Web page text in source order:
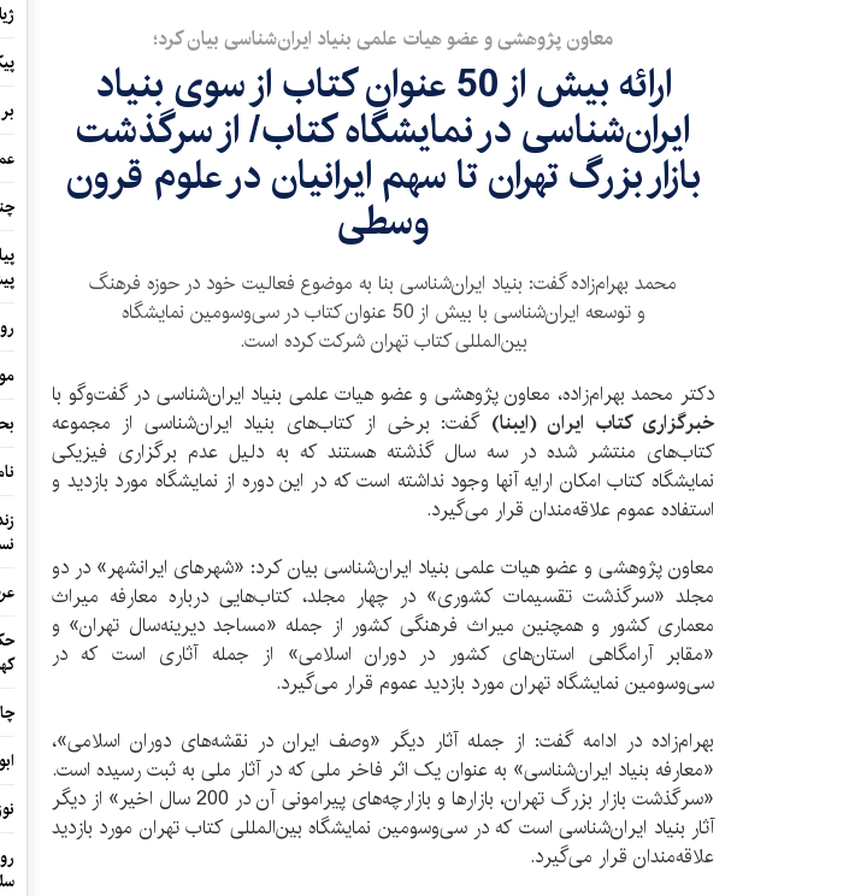
معاون پژوهشی و عضو هیات علمی بنیاد ایران‌شناسی بیان کرد؛
ارائه بیش از 50 عنوان کتاب از سوی بنیاد
ایران‌شناسی در نمایشگاه کتاب/ از سرگذشت
بازار بزرگ تهران تا سهم ایرانیان در علوم قرون
وسطی
محمد بهرام‌زاده گفت: بنیاد ایران‌شناسی بنا به موضوع فعالیت خود در حوزه فرهنگ
و توسعه ایران‌شناسی با بیش از 50 عنوان کتاب در سی‌و‌سومین نمایشگاه
بین‌المللی کتاب تهران شرکت کرده است.
دکتر محمد بهرام‌زاده، معاون پژوهشی و عضو هیات علمی بنیاد ایران‌شناسی در گفت‌و‌گو با
خبرگزاری کتاب ایران (ایبنا) گفت: برخی از کتاب‌های بنیاد ایران‌شناسی از مجموعه
کتاب‌های منتشر شده در سه سال گذشته هستند که به دلیل عدم برگزاری فیزیکی
نمایشگاه کتاب امکان ارایه آنها وجود نداشته است که در این دوره از نمایشگاه مورد بازدید و
استفاده عموم علاقه‌مندان قرار می‌گیرد.
معاون پژوهشی و عضو هیات علمی بنیاد ایران‌شناسی بیان کرد: «شهرهای ایرانشهر» در دو
مجلد «سرگذشت تقسیمات کشوری» در چهار مجلد، کتاب‌هایی درباره معارفه میراث
معماری کشور و همچنین میراث فرهنگی کشور از جمله «مساجد دیرینه‌سال تهران» و
«مقابر آرامگاهی استان‌های کشور در دوران اسلامی» از جمله آثاری است که در
سی‌و‌سومین نمایشگاه تهران مورد بازدید عموم قرار می‌گیرد.
بهرام‌زاده در ادامه گفت: از جمله آثار دیگر «وصف ایران در نقشه‌های دوران اسلامی»،
«معارفه بنیاد ایران‌شناسی» به عنوان یک اثر فاخر ملی که در آثار ملی به ثبت رسیده است.
«سرگذشت بازار بزرگ تهران، بازارها و بازارچه‌های پیرامونی آن در 200 سال اخیر» از دیگر
آثار بنیاد ایران‌شناسی است که در سی‌و‌سومین نمایشگاه بین‌المللی کتاب تهران مورد بازدید
علاقه‌مندان قرار می‌گیرد.
عرضه ۱۰۰۰ جلد